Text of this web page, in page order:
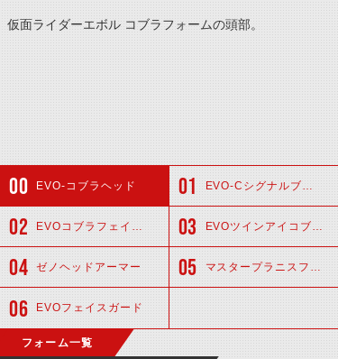
仮面ライダーエボル コブラフォームの頭部。
EVO-コブラヘッド EVO-Cシグナルブレード
EVOコブラフェイスモジュール EVOツインアイコブラ
ゼノヘッドアーマー マスタープラニスフィア
EVOフェイスガード
フォーム一覧